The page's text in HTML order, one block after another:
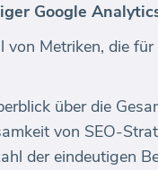
Google
von Metriken, die
über die
von SEO-
der eindeutigen